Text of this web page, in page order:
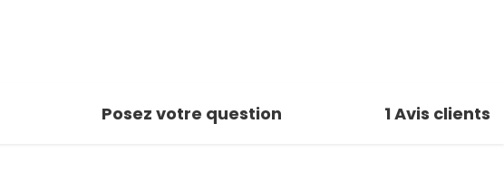
Posez votre question 1Avis clients